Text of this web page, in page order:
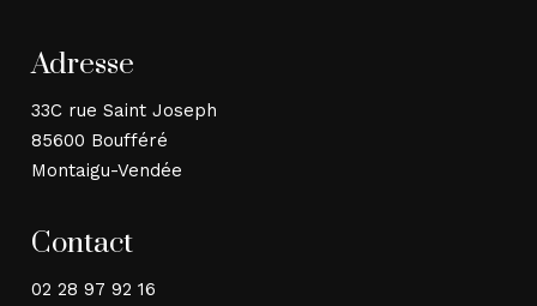
Adresse
33C rue Saint Joseph
85600 Boufféré
Montaigu-Vendée
Contact
02 28 97 92 16